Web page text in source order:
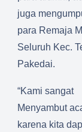
juga
para Remaja
Seluruh Kec.
Pakedai.
“Kami sangat
Menyambut
karena kita